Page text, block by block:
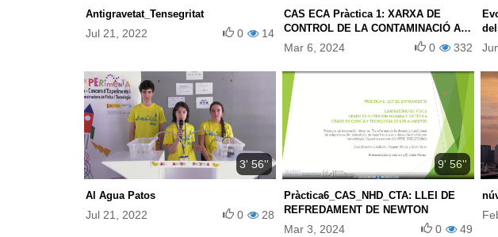
Antigravetat_Tensegritat
Jul 21, 2022 14
0
CAS ECA Pràctica 1: XARXA DE
CONTROL DE LA CONTAMINACIÓ A
LA COMUNITAT VALENCIANA:
ANÀLISI DE NIVELLS D’IMMISSIÓ DE
DISTINTS CONTAMINANTS
Mar 6, 2024 332
0
3' 56''
Al Agua Patos
Jul 21, 2022 28
0
9' 56''
Pràctica6_CAS_NHD_CTA: LLEI DE
REFREDAMENT DE NEWTON
Mar 3, 2024 49
0